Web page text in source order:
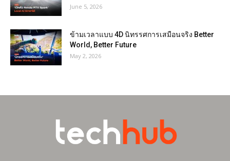
June 5, 2026
ข้ามเวลาแบบ 4D นิทรรศการเสมือนจริง Better
World, Better Future
May 2, 2026